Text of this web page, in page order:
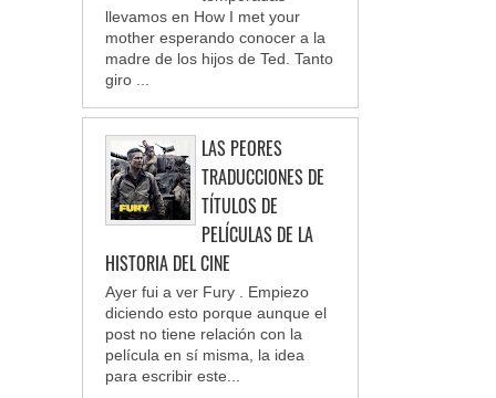
llevamos en How I met your
mother esperando conocer a la
madre de los hijos de Ted. Tanto
giro ...
LAS PEORES
TRADUCCIONES DE
TÍTULOS DE
PELÍCULAS DE LA
HISTORIA DEL CINE
Ayer fui a ver Fury . Empiezo
diciendo esto porque aunque el
post no tiene relación con la
película en sí misma, la idea
para escribir este...